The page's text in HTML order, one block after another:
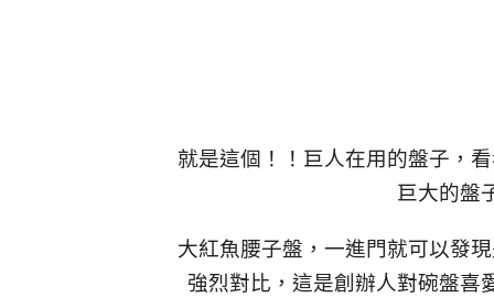
就是這個！！巨人在用的盤子，
巨大的盤
大紅魚腰子盤，一進門就可以發
強烈對比，這是創辦人對碗盤喜